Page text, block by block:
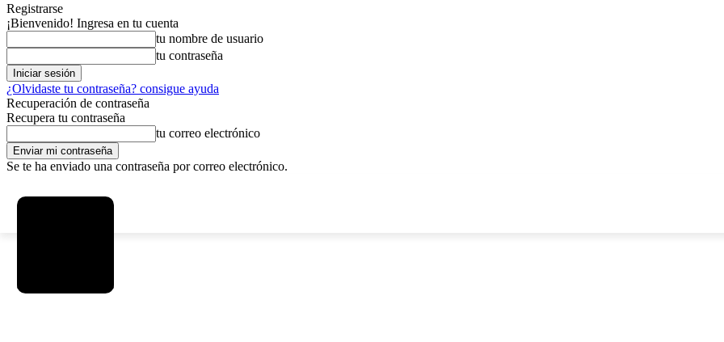
Registrarse
¡Bienvenido! Ingresa en tu cuenta
tu nombre de usuario
tu contraseña
¿Olvidaste tu contraseña? consigue ayuda
Recuperación de contraseña
Recupera tu contraseña
tu correo electrónico
Se te ha enviado una contraseña por correo electrónico.